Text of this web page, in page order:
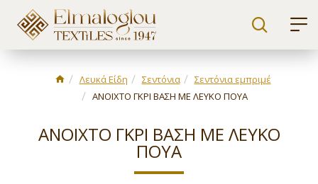
Λευκά Είδη Σεντόνια
Σεντόνια εμπριμέ
ΑΝΟΙΧΤΟ ΓΚΡΙ ΒΑΣΗ ΜΕ ΛΕΥΚΟ ΠΟΥΑ
ΑΝΟΙΧΤΟ ΓΚΡΙ ΒΑΣΗ ΜΕ ΛΕΥΚΟ
ΠΟΥΑ